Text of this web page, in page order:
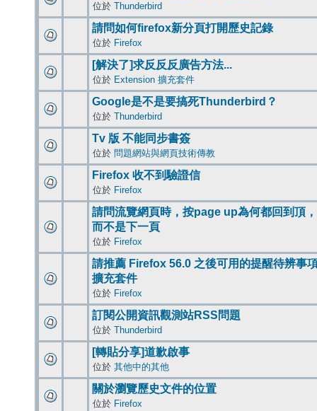
位於 Thunderbird
請問如何firefox新分頁打開歷史記錄
位於 Firefox
[解決了]求反反反廣告方法...
位於 Extension 擴充套件
Google是不是要搞死Thunderbird？
位於 Thunderbird
Tv 版 不能同步書簽
位於 問題網站與網頁技術傳教
Firefox 收不到驗證信
位於 Firefox
請問流覽網頁時，按page up為何都回到頂，
而不是下一頁
位於 Firefox
請推薦 Firefox 56.0 之後可用的提醒待辨事
擴充套件
位於 Firefox
訂閱公開資訊觀測站RSS問題
位於 Thunderbird
[轉貼分享]道歉啟事
位於 其他中的其他
關於瀏覽歷史文件的位置
位於 Firefox